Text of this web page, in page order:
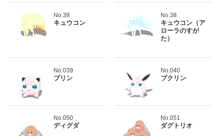
No.38
キュウコン
No.38
キュウコン（ア
ローラのすが
た）
No.039
プリン
No.040
プクリン
No.050
ディグダ
No.051
ダグトリオ